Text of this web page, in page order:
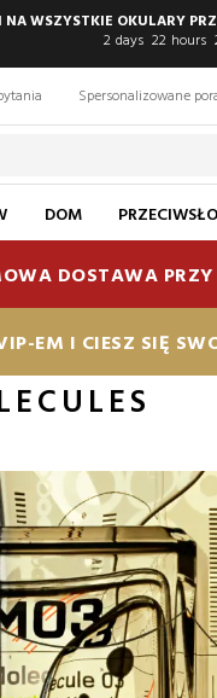
WSZYSTKIE OKULARY
2 days 22 hours
Spersonalizowane
DOM
DOSTAWA
EM I CIESZ SIĘ